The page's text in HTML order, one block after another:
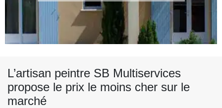
L’artisan peintre SB Multiservices
propose le prix le moins cher sur le
marché